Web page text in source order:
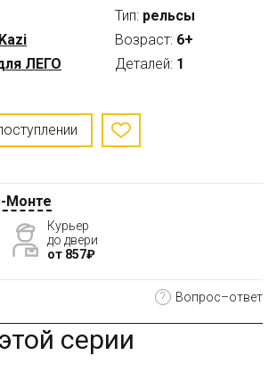
Kazi
ЛЕГО
Тип: рельсы
Возраст: 6+
Деталей: 1
Монте
Курьер
до двери
от 857₽
? Вопрос–ответ
серии